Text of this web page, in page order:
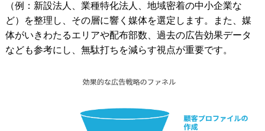
（例：新設法人、業種特化法人、地域密着の中小企業な
ど）を整理し、その層に響く媒体を選定します。また、媒
体がいきわたるエリアや配布部数、過去の広告効果データ
なども参考にし、無駄打ちを減らす視点が重要です。